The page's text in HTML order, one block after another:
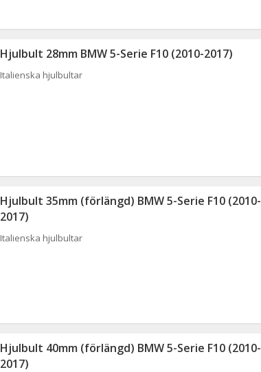
Hjulbult 28mm BMW 5-Serie F10 (2010-2017)
Italienska hjulbultar
Hjulbult 35mm (förlängd) BMW 5-Serie F10 (2010-
2017)
Italienska hjulbultar
Hjulbult 40mm (förlängd) BMW 5-Serie F10 (2010-
2017)